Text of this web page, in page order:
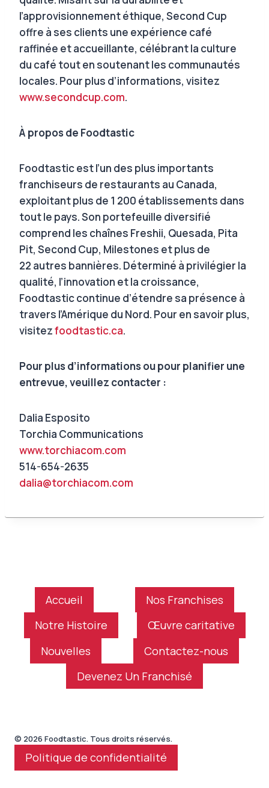
l’approvisionnement éthique, Second Cup
offre à ses clients une expérience café
raffinée et accueillante, célébrant la culture
du café tout en soutenant les communautés
locales. Pour plus d’informations, visitez
www.secondcup.com.
À propos de Foodtastic
Foodtastic est l’un des plus importants
franchiseurs de restaurants au Canada,
exploitant plus de 1 200 établissements dans
tout le pays. Son portefeuille diversifié
comprend les chaînes Freshii, Quesada, Pita
Pit, Second Cup, Milestones et plus de
22 autres bannières. Déterminé à privilégier la
qualité, l’innovation et la croissance,
Foodtastic continue d’étendre sa présence à
travers l’Amérique du Nord. Pour en savoir plus,
visitezfoodtastic.ca.
Pour plus d’informations ou pour planifier une
entrevue, veuillez contacter :
Dalia Esposito
Torchia Communications
www.torchiacom.com
514-654-2635
dalia@torchiacom.com
Accueil
Nos Franchises
Notre Histoire
Œuvre caritative
Nouvelles
Contactez-nous
Devenez Un Franchisé
© 2026 Foodtastic. Tous droits réservés.
Politique de confidentialité